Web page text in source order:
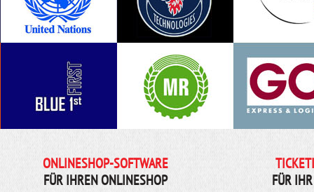
ONLINESHOP-SOFTWARE
FÜR IHREN ONLINESHOP
FÜR